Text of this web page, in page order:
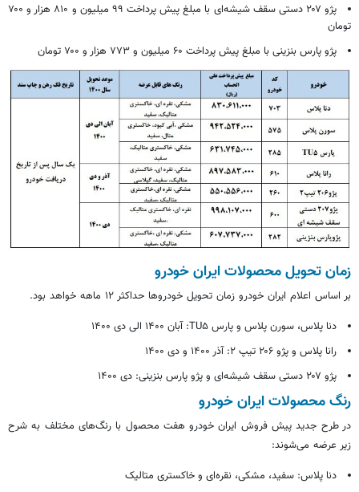
پژو ۲۰۷ دستی سقف شیشه‌ای با مبلغ پیش پرداخت ۹۹ میلیون و ۸۱۰ هزار و ۷۰۰
تومان
پژو پارس بنزینی با مبلغ پیش پرداخت ۶۰ میلیون و ۷۷۳ هزار و ۷۰۰ تومان
زمان تحویل محصولات ایران خودرو
بر اساس اعلام ایران خودرو زمان تحویل خودروها حداکثر ۱۲ ماهه خواهد بود.
دنا پلاس، سورن پلاس و پارس TU۵: آبان ۱۴۰۰ الی دی ۱۴۰۰
رانا پلاس و پژو ۲۰۶ تیپ ۲: آذر ۱۴۰۰ و دی ۱۴۰۰
پژو ۲۰۷ دستی سقف شیشه‌ای و پژو پارس بنزینی: دی ۱۴۰۰
رنگ محصولات ایران خودرو
در طرح جدید پیش فروش ایران خودرو هفت محصول با رنگ‌های مختلف به شرح
زیر عرضه می‌شوند:
دنا پلاس: سفید، مشکی، نقره‌ای و خاکستری متالیک